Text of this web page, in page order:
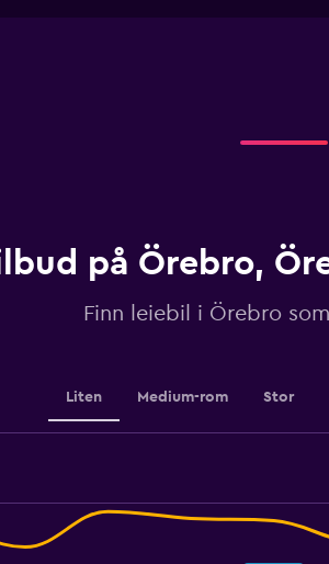
Y
axis
values.
450.
på Örebro,
Finn leiebil i Örebro
Liten Medium-rom Stor